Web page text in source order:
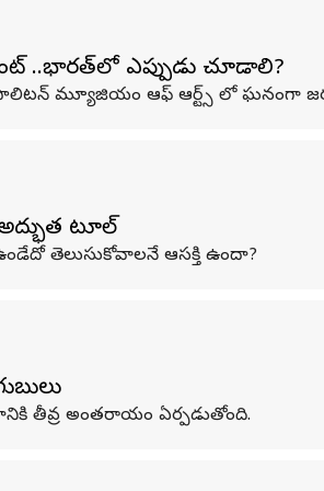
..భారత్‌లో ఎప్పుడు చూడాలి?
మ్యూజియం ఆఫ్ ఆర్ట్స్ లో ఘనంగా
అద్భుత టూల్
ఉండేదో తెలుసుకోవాలనే ఆసక్తి ఉందా?
తీవ్ర అంతరాయం ఏర్పడుతోంది.